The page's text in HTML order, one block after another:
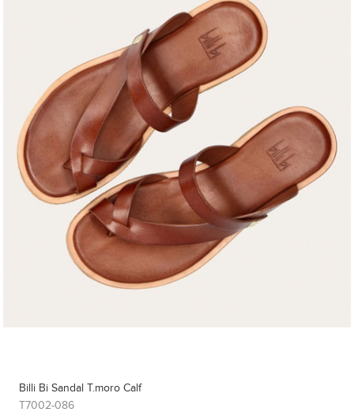
Billi Bi Sandal T.moro Calf
T7002-086